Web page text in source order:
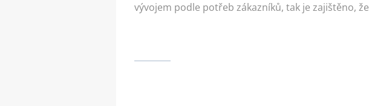
vývojem podle potřeb zákazníků, tak je zajištěno, že